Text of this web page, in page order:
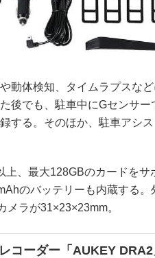
動体検知、タイムラプスな
後でも、駐車中にGセンサー
する。そのほか、駐車アシ
、最大128GBのカードをサ
のバッテリーも内蔵する。
メラが31×23×23mm。
コーダー「AUKEY DRA2